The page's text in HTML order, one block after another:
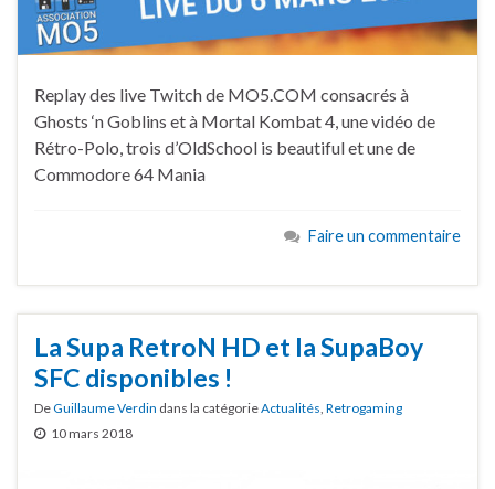
Replay des live Twitch de MO5.COM consacrés à
Ghosts ‘n Goblins et à Mortal Kombat 4, une vidéo de
Rétro-Polo, trois d’OldSchool is beautiful et une de
Commodore 64 Mania
Faire un commentaire
La Supa RetroN HD et la SupaBoy
SFC disponibles !
DeGuillaume Verdin dans la catégorieActualités, Retrogaming
10 mars 2018